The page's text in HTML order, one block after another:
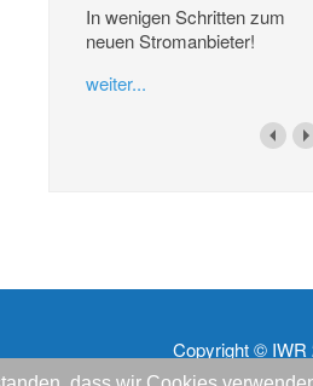
In wenigen Schritten zum
neuen Stromanbieter!
weiter...
Copyright © IWR